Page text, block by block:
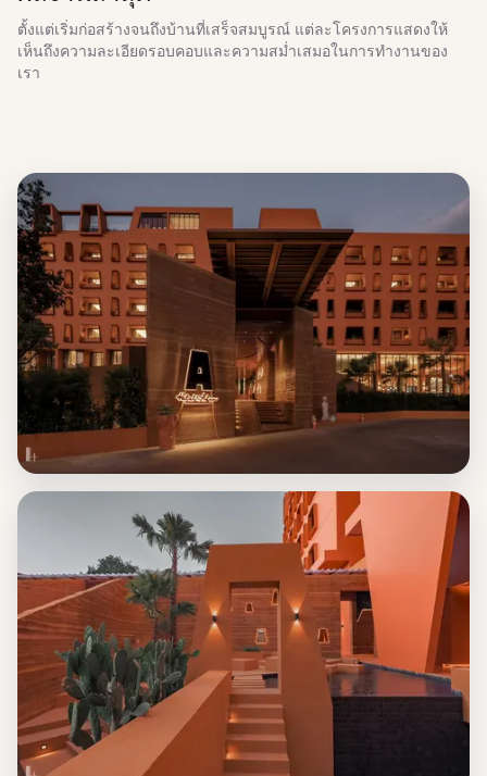
ตั้งแต่เริ่มก่อสร้างจนถึงบ้านที่เสร็จสมบูรณ์ แต่ละโครงการแสดงให้
เห็นถึงความละเอียดรอบคอบและความสม่ำเสมอในการทำงานของ
เรา